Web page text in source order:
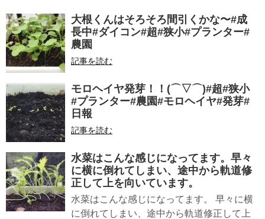
大根くんはそろそろ間引くかな〜#成
長中#ダイコン#超#狭小#プランター#
農園
記事を読む
モロヘイヤ発芽！！(⌒▽⌒)#超#狭小
#プランター#農園#モロヘイヤ#発芽#
日報
記事を読む
水菜はこんな感じになってます。早々
に横に倒れてしまい、途中から軌道修
正して上を向いています。
水菜はこんな感じになってます。 早々に横
に倒れてしまい、途中から軌道修正して上